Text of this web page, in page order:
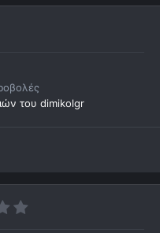
του dimikolgr